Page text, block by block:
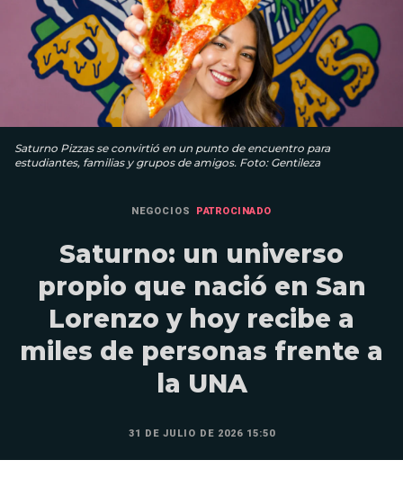
Saturno Pizzas se convirtió en un punto de encuentro para
estudiantes, familias y grupos de amigos. Foto: Gentileza
NEGOCIOS PATROCINADO
Saturno: un universo
propio que nació en San
Lorenzo y hoy recibe a
miles de personas frente a
la UNA
31 DE JULIO DE 2026 15:50